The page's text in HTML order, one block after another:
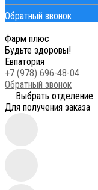
Обратный звонок
Фарм плюс
Будьте здоровы!
Евпатория
+7 (978) 696-48-04
Обратный звонок
Выбрать отделение
Для получения заказа